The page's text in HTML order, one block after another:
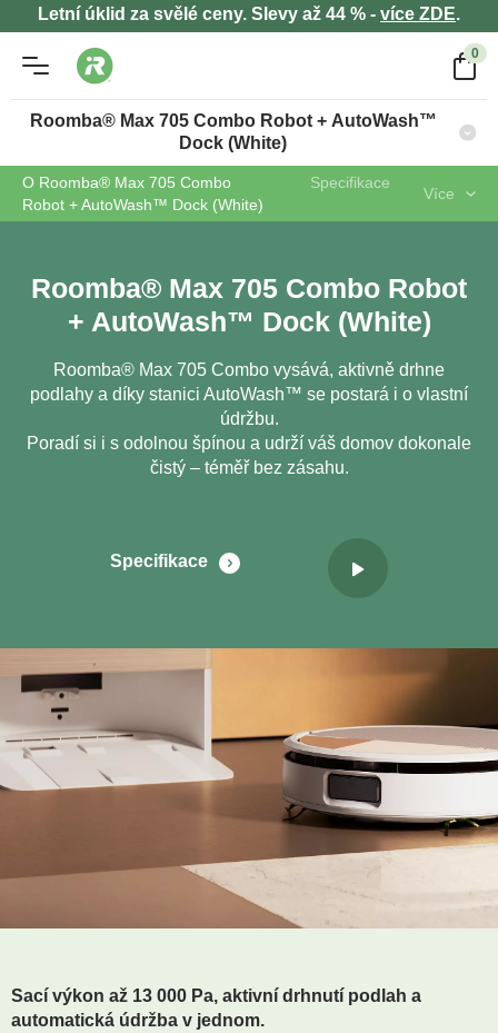
Letní úklid za svělé ceny. Slevy až 44 % - více ZDE.
0
Roomba® Max 705 Combo Robot + AutoWash™
Dock (White)
O Roomba® Max 705 Combo
Robot + AutoWash™ Dock (White)
Specifikace
Více
Roomba® Max 705 Combo Robot
+ AutoWash™ Dock (White)
Roomba® Max 705 Combo vysává, aktivně drhne
podlahy a díky stanici AutoWash™ se postará i o vlastní
údržbu.
Poradí si i s odolnou špínou a udrží váš domov dokonale
čistý – téměř bez zásahu.
Specifikace
Sací výkon až 13 000 Pa, aktivní drhnutí podlah a
automatická údržba v jednom.